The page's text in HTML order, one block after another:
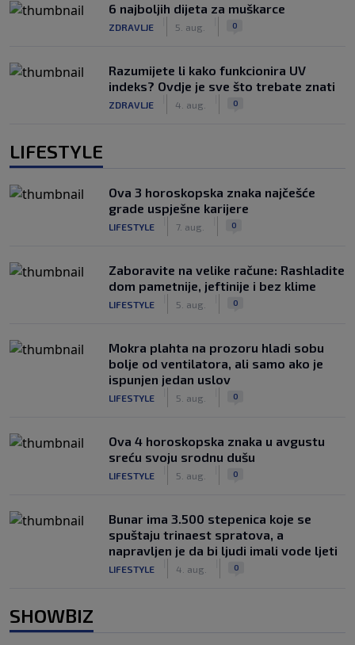
6 najboljih dijeta za muškarce
ZDRAVLJE 5. aug. 0
Razumijete li kako funkcionira UV
indeks? Ovdje je sve što trebate znati
ZDRAVLJE 4. aug. 0
LIFESTYLE
Ova 3 horoskopska znaka najčešće
grade uspješne karijere
LIFESTYLE 7. aug. 0
Zaboravite na velike račune: Rashladite
dom pametnije, jeftinije i bez klime
LIFESTYLE 5. aug. 0
Mokra plahta na prozoru hladi sobu
bolje od ventilatora, ali samo ako je
ispunjen jedan uslov
LIFESTYLE 5. aug. 0
Ova 4 horoskopska znaka u avgustu
sreću svoju srodnu dušu
LIFESTYLE 5. aug. 0
Bunar imа 3.500 stepenica koje se
spuštaju trinaest spratova, a
napravljen je da bi ljudi imali vode ljeti
LIFESTYLE 4. aug. 0
SHOWBIZ